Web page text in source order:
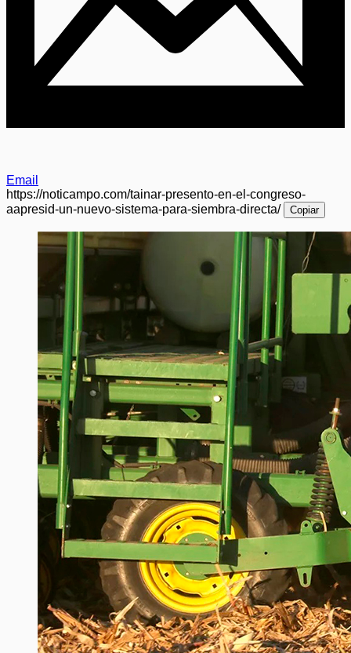
Email
https://noticampo.com/tainar-presento-en-el-congreso-
aapresid-un-nuevo-sistema-para-siembra-directa/
Copiar